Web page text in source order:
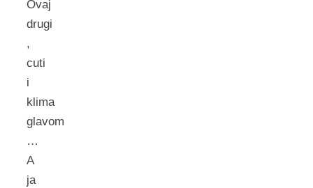
Ovaj
drugi
,
cuti
i
klima
glavom
…
A
ja